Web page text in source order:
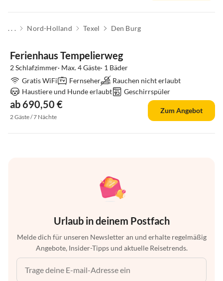
. . . Nord-Holland Texel Den Burg
Ferienhaus Tempelierweg
2 Schlafzimmer· Max. 4 Gäste· 1 Bäder
Gratis WiFi
Fernseher
Rauchen nicht erlaubt
Haustiere und Hunde erlaubt
Geschirrspüler
ab 690,50 €
2 Gäste / 7 Nächte
Zum Angebot
Urlaub in deinem Postfach
Melde dich für unseren Newsletter an und erhalte regelmäßig
Angebote, Insider-Tipps und aktuelle Reisetrends.